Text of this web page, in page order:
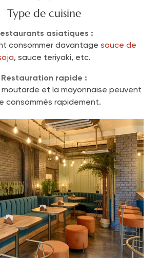
Type de cuisine
asiatiques :
consommer davantage sauce de
, sauce teriyaki, etc.
Restauration rapide :
moutarde et la mayonnaise peuvent
consommés rapidement.